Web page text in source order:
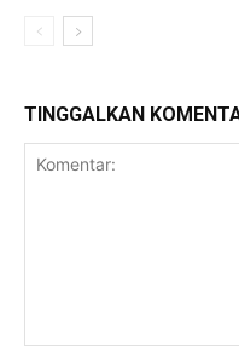
TINGGALKAN